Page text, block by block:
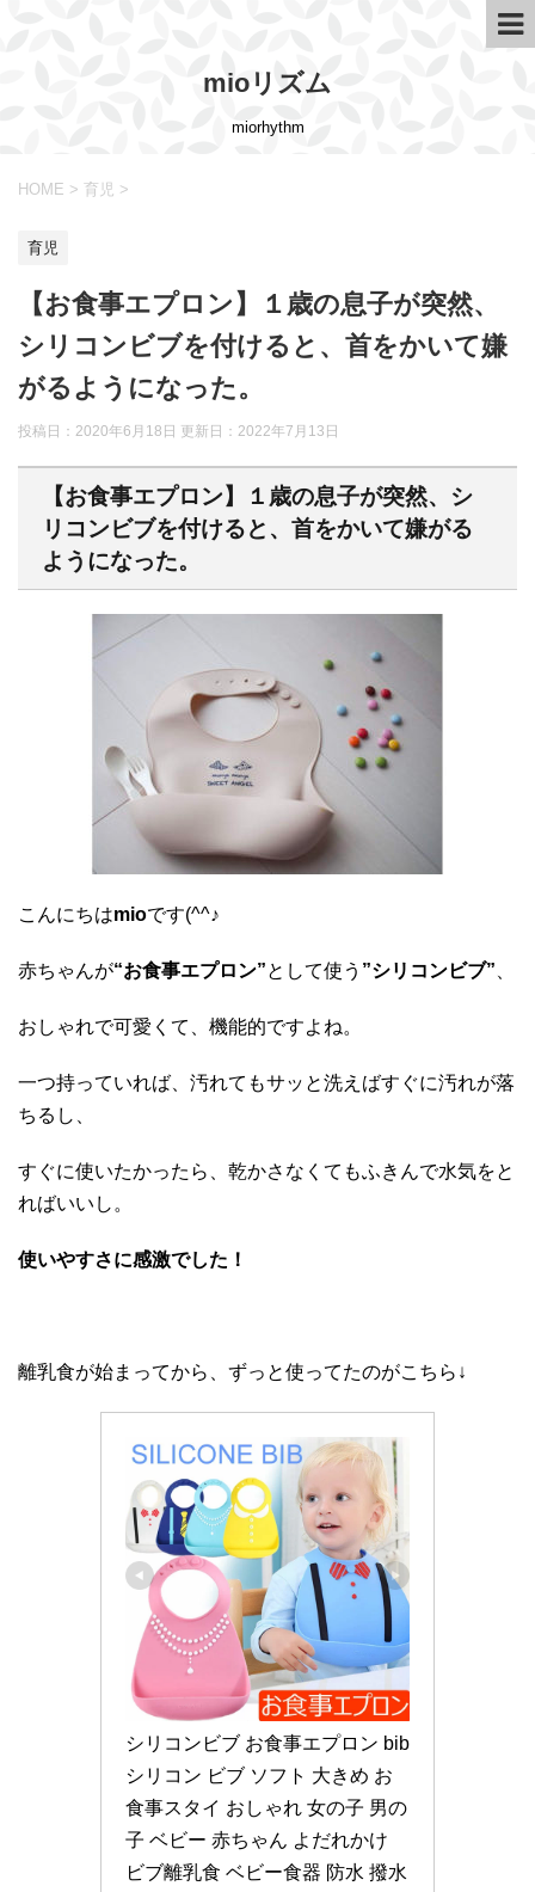
mioリズム
miorhythm
HOME > 育児 >
育児
【お食事エプロン】１歳の息子が突然、
シリコンビブを付けると、首をかいて嫌
がるようになった。
投稿日：2020年6月18日 更新日： 2022年7月13日
【お食事エプロン】１歳の息子が突然、シ
リコンビブを付けると、首をかいて嫌がる
ようになった。
こんにちはmioです(^^♪
赤ちゃんが“お食事エプロン”として使う ”シリコンビブ”
おしゃれで可愛くて、機能的ですよね。
一つ持っていれば、汚れてもサッと洗えばすぐに汚れが落
ちるし、
すぐに使いたかったら、乾かさなくてもふきんで水気をと
ればいいし。
使いやすさに感激でした！
離乳食が始まってから、ずっと使ってたのがこちら↓
シリコンビブ お食事エプロン bib
シリコン ビブ ソフト 大きめ お
食事スタイ おしゃれ 女の子 男の
子 ベビー 赤ちゃん よだれかけ
ビブ離乳食 ベビー食器 防水 撥水